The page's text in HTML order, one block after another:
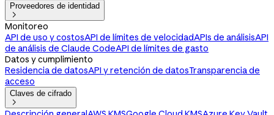
Proveedores de identidad

Monitoreo
API de uso y costosAPI de límites de velocidadAPIs de análisisAPI
de análisis de Claude CodeAPI de límites de gasto
Datos y cumplimiento
Residencia de datosAPI y retención de datosTransparencia de
acceso
Claves de cifrado
